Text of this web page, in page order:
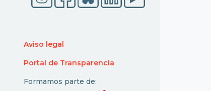
Aviso legal
Portal de Transparencia
Formamos parte de: